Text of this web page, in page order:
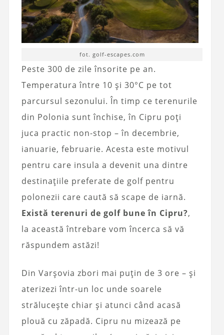
fot. golf-escapes.com
Peste 300 de zile însorite pe an.
Temperatura între 10 și 30°C pe tot
parcursul sezonului. În timp ce terenurile
din Polonia sunt închise, în Cipru poți
juca practic non-stop – în decembrie,
ianuarie, februarie. Acesta este motivul
pentru care insula a devenit una dintre
destinațiile preferate de golf pentru
polonezii care caută să scape de iarnă.
Există terenuri de golf bune în Cipru?,
la această întrebare vom încerca să vă
răspundem astăzi!
Din Varșovia zbori mai puțin de 3 ore – și
aterizezi într-un loc unde soarele
strălucește chiar și atunci când acasă
plouă cu zăpadă. Cipru nu mizează pe